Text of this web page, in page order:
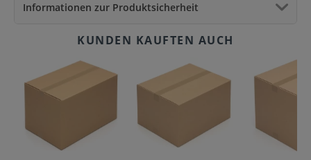
Informationen zur Produktsicherheit